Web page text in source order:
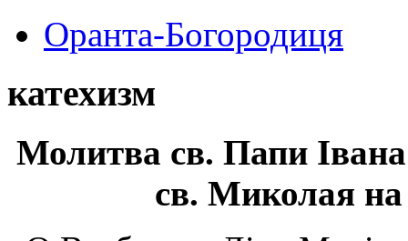
Оранта-Богородиця
катехизм
Молитва св. Папи
св. Миколая на